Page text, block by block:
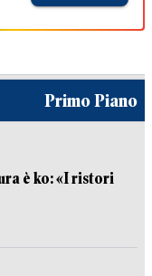
Primo Piano
è ko: «I ristori